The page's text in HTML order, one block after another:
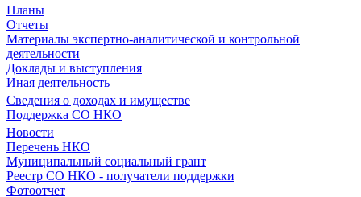
Планы
Отчеты
Материалы экспертно-аналитической и контрольной
деятельности
Доклады и выступления
Иная деятельность
Сведения о доходах и имуществе
Поддержка СО НКО
Новости
Перечень НКО
Муниципальный социальный грант
Реестр СО НКО - получатели поддержки
Фотоотчет